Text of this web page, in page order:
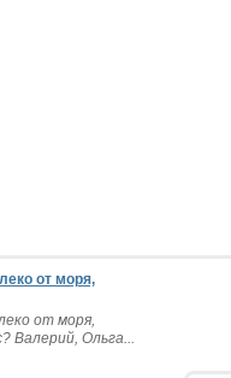
от моря,
от моря,
Валерий, Ольга...